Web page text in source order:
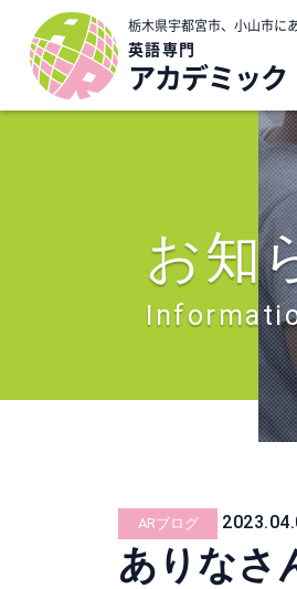
栃木県宇都宮市、小山市に
英語専門
アカデミック
お知
ARブログ
ありなさ